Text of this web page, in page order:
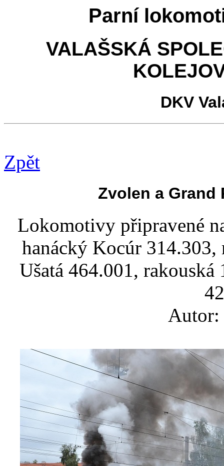
Parní
VALAŠSKÁ
DKV
Zpět
Zvolen a Grand
Lokomotivy připravené
hanácký Kocúr
Ušatá 464.001,
Autor: